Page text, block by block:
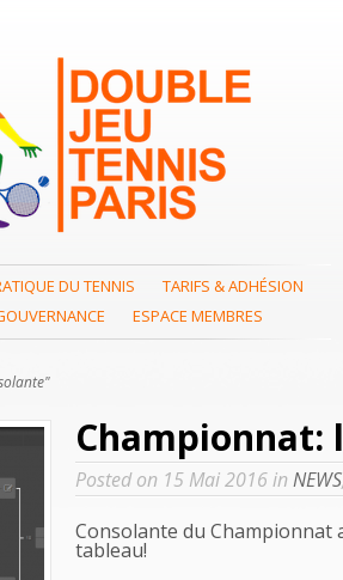
DU TENNIS
TARIFS & ADHÉSION
ESPACE MEMBRES
Championnat:
Posted on 15 Mai 2016 in NEWS
Consolante du Championnat
tableau!